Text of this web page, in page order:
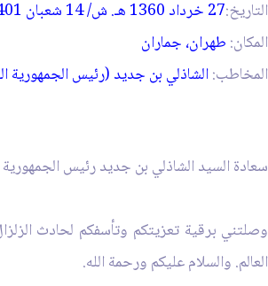
التاريخ:27 خرداد 1360 هـ. ش/ 14 شعبان 1401 هـ. ق‏
المكان: طهران، جماران‏
المخاطب:الشاذلي بن جديد (رئيس الجمهورية
سعادة السيد الشاذلي بن جديد رئيس الجمهورية
وصلتني برقية تعزيتكم وتأسفكم لحادث
العالم. والسلام عليكم ورحمة الله.